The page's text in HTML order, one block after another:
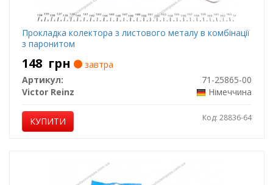
Прокладка колектора з листового металу в комбінації
з паронитом
148 грн
завтра
Артикул:
71-25865-00
Victor Reinz
Німеччина
КУПИТИ Код: 28836-64